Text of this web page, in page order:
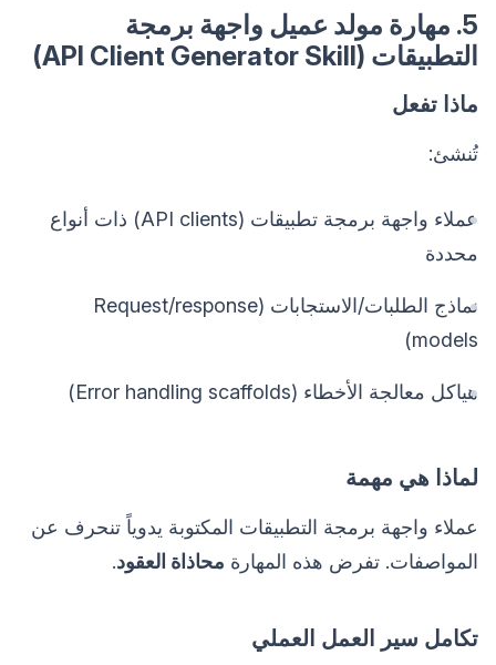
5. مهارة مولد عميل واجهة برمجة
التطبيقات (API Client Generator Skill)
ماذا تفعل
تُنشئ:
عملاء واجهة برمجة تطبيقات (API clients) ذات أنواع
محددة
نماذج الطلبات/الاستجابات (Request/response
models)
هياكل معالجة الأخطاء (Error handling scaffolds)
لماذا هي مهمة
عملاء واجهة برمجة التطبيقات المكتوبة يدوياً تنحرف عن
المواصفات. تفرض هذه المهارة محاذاة العقود.
تكامل سير العمل العملي